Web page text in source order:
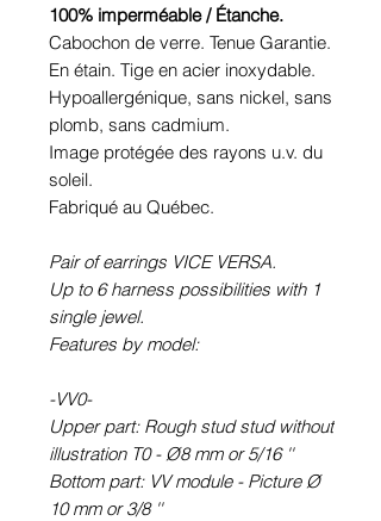
100% imperméable / Étanche.
Cabochon de verre. Tenue Garantie.
En étain. Tige en acier inoxydable.
Hypoallergénique, sans nickel, sans
plomb, sans cadmium.
Image protégée des rayons u.v. du
soleil.
Fabriqué au Québec.
Pair of earrings VICE VERSA.
Up to 6 harness possibilities with 1
single jewel.
Features by model:
-VV0-
Upper part: Rough stud stud without
illustration T0 - Ø8 mm or 5/16 ''
Bottom part: VV module - Picture Ø
10 mm or 3/8 ''